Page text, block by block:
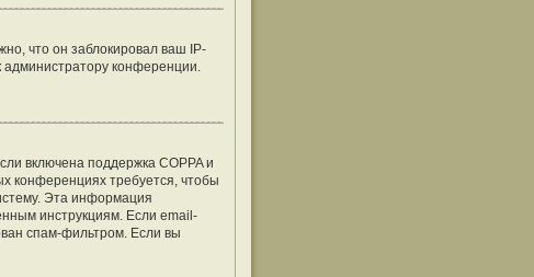
что он заблокировал ваш IP-
администратору конференции.
включена поддержка COPPA и
конференциях требуется, чтобы
Эта информация
инструкциям. Если email-
спам-фильтром. Если вы